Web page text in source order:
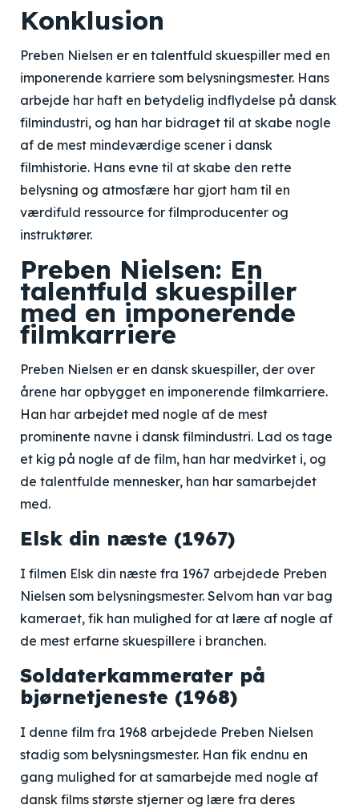
Konklusion
Preben Nielsen er en talentfuld skuespiller med en
imponerende karriere som belysningsmester. Hans
arbejde har haft en betydelig indflydelse på dansk
filmindustri, og han har bidraget til at skabe nogle
af de mest mindeværdige scener i dansk
filmhistorie. Hans evne til at skabe den rette
belysning og atmosfære har gjort ham til en
værdifuld ressource for filmproducenter og
instruktører.
Preben Nielsen: En
talentfuld skuespiller
med en imponerende
filmkarriere
Preben Nielsen er en dansk skuespiller, der over
årene har opbygget en imponerende filmkarriere.
Han har arbejdet med nogle af de mest
prominente navne i dansk filmindustri. Lad os tage
et kig på nogle af de film, han har medvirket i, og
de talentfulde mennesker, han har samarbejdet
med.
Elsk din næste (1967)
I filmen Elsk din næste fra 1967 arbejdede Preben
Nielsen som belysningsmester. Selvom han var bag
kameraet, fik han mulighed for at lære af nogle af
de mest erfarne skuespillere i branchen.
Soldaterkammerater på
bjørnetjeneste (1968)
I denne film fra 1968 arbejdede Preben Nielsen
stadig som belysningsmester. Han fik endnu en
gang mulighed for at samarbejde med nogle af
dansk films største stjerner og lære fra deres